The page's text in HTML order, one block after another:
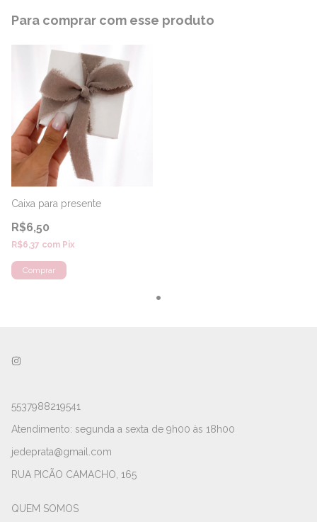
Para comprar com esse produto
Caixa para presente
R$6,50
R$6,37 com Pix
5537988219541
Atendimento: segunda a sexta de 9h00 às 18h00
jedeprata@gmail.com
RUA PICÃO CAMACHO, 165
QUEM SOMOS